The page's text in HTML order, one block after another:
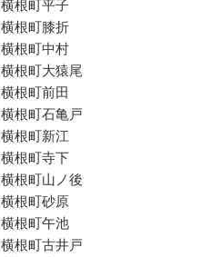
横根町平子
横根町膝折
横根町中村
横根町大猿尾
横根町前田
横根町石亀戸
横根町新江
横根町寺下
横根町山ノ後
横根町砂原
横根町午池
横根町古井戸